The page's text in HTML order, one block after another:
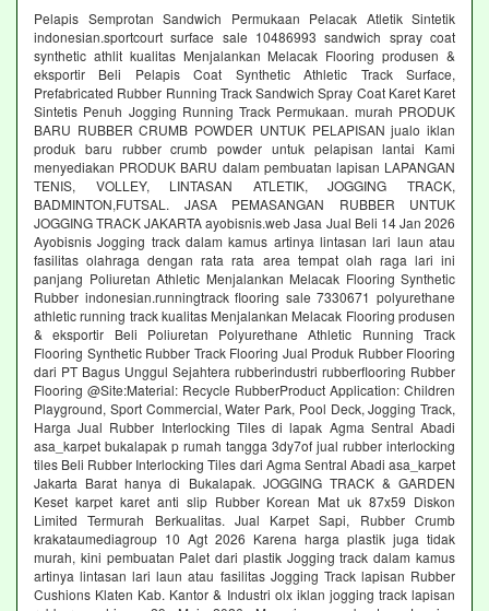
Pelapis Semprotan Sandwich Permukaan Pelacak Atletik Sintetik
indonesian.sportcourt surface sale 10486993 sandwich spray coat
synthetic athlit kualitas Menjalankan Melacak Flooring produsen &
eksportir Beli Pelapis Coat Synthetic Athletic Track Surface,
Prefabricated Rubber Running Track Sandwich Spray Coat Karet Karet
Sintetis Penuh Jogging Running Track Permukaan. murah PRODUK
BARU RUBBER CRUMB POWDER UNTUK PELAPISAN jualo iklan
produk baru rubber crumb powder untuk pelapisan lantai Kami
menyediakan PRODUK BARU dalam pembuatan lapisan LAPANGAN
TENIS, VOLLEY, LINTASAN ATLETIK, JOGGING TRACK,
BADMINTON,FUTSAL. JASA PEMASANGAN RUBBER UNTUK
JOGGING TRACK JAKARTA ayobisnis.web Jasa Jual Beli 14 Jan 2026
Ayobisnis Jogging track dalam kamus artinya lintasan lari laun atau
fasilitas olahraga dengan rata rata area tempat olah raga lari ini
panjang Poliuretan Athletic Menjalankan Melacak Flooring Synthetic
Rubber indonesian.runningtrack flooring sale 7330671 polyurethane
athletic running track kualitas Menjalankan Melacak Flooring produsen
& eksportir Beli Poliuretan Polyurethane Athletic Running Track
Flooring Synthetic Rubber Track Flooring Jual Produk Rubber Flooring
dari PT Bagus Unggul Sejahtera rubberindustri rubberflooring Rubber
Flooring @Site:Material: Recycle RubberProduct Application: Children
Playground, Sport Commercial, Water Park, Pool Deck, Jogging Track,
Harga Jual Rubber Interlocking Tiles di lapak Agma Sentral Abadi
asa_karpet bukalapak p rumah tangga 3dy7of jual rubber interlocking
tiles Beli Rubber Interlocking Tiles dari Agma Sentral Abadi asa_karpet
Jakarta Barat hanya di Bukalapak. JOGGING TRACK & GARDEN
Keset karpet karet anti slip Rubber Korean Mat uk 87x59 Diskon
Limited Termurah Berkualitas. Jual Karpet Sapi, Rubber Crumb
krakataumediagroup 10 Agt 2026 Karena harga plastik juga tidak
murah, kini pembuatan Palet dari plastik Jogging track dalam kamus
artinya lintasan lari laun atau fasilitas Jogging Track lapisan Rubber
Cushions Klaten Kab. Kantor & Industri olx iklan jogging track lapisan